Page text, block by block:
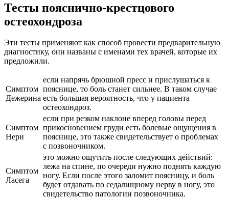
Тесты пояснично-крестцового
остеохондроза
Эти тесты применяют как способ провести предварительную
диагностику, они названы с именами тех врачей, которые их
предложили.
Симптом
Дежерина
если напрячь брюшной пресс и прислушаться к
пояснице, то боль станет сильнее. В таком случае
есть большая вероятность, что у пациента
остеохондроз.
Симптом
Нери
если при резком наклоне вперед головы перед
прикосновением груди есть болевые ощущения в
пояснице, это также свидетельствует о проблемах
с позвоночником.
Симптом
Ласега
это можно ощутить после следующих действий:
лежа на спине, по очереди нужно поднять каждую
ногу. Если после этого заломит поясницу, и боль
будет отдавать по седалищному нерву в ногу, это
свидетельство патологии позвоночника.